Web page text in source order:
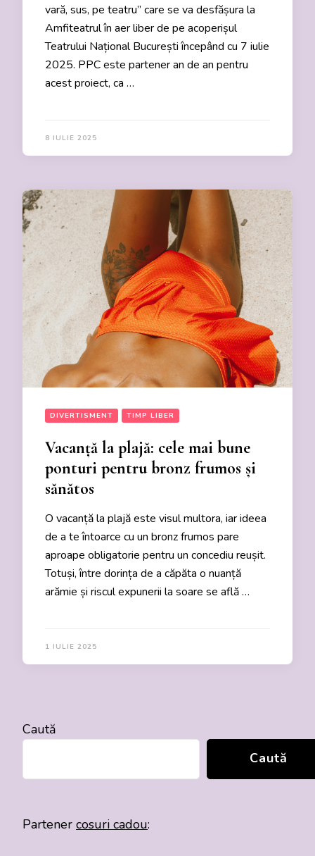
vară, sus, pe teatru” care se va desfășura la
Amfiteatrul în aer liber de pe acoperișul
Teatrului Național București începând cu 7 iulie
2025. PPC este partener an de an pentru
acest proiect, ca …
8 IULIE 2025
DIVERTISMENT TIMP LIBER
Vacanță la plajă: cele mai bune
ponturi pentru bronz frumos și
sănătos
O vacanță la plajă este visul multora, iar ideea
de a te întoarce cu un bronz frumos pare
aproape obligatorie pentru un concediu reușit.
Totuși, între dorința de a căpăta o nuanță
arămie și riscul expunerii la soare se află …
1 IULIE 2025
Caută
Caută
Partener cosuri cadou: